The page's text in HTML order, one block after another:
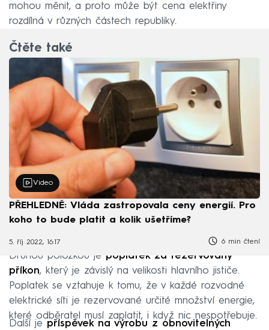
mohou měnit, a proto může být cena elektřiny
rozdílná v různých částech republiky.
Čtěte také
Video
PŘEHLEDNĚ: Vláda zastropovala ceny energií. Pro
koho to bude platit a kolik ušetříme?
5. říj 2022, 16:17 6 min čtení
Druhou položkou je poplatek za rezervovaný
příkon, který je závislý na velikosti hlavního jističe.
Poplatek se vztahuje k tomu, že v každé rozvodné
elektrické síti je rezervované určité množství energie,
které odběratel musí zaplatit, i když nic nespotřebuje.
Další je příspěvek na výrobu z obnovitelných